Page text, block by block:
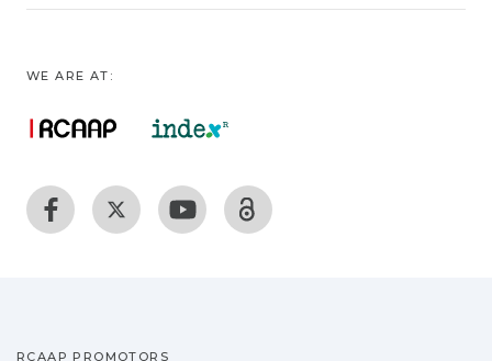
WE ARE AT:
RCAAP PROMOTORS